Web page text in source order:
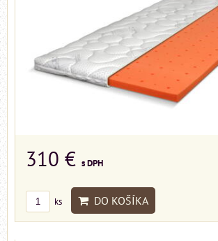
310 € s DPH
ks DO KOŠÍKA